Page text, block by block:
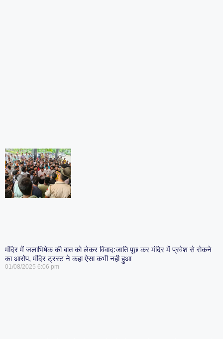
मंदिर में जलाभिषेक की बात को लेकर विवाद:जाति पूछ कर मंदिर में प्रवेश से रोकने
का आरोप, मंदिर ट्रस्ट ने कहा ऐसा कभी नही हुआ
01/08/2025 6:06 pm